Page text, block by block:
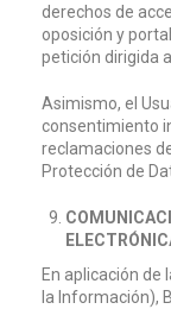
derechos de
oposición y
petición dirigida
Asimismo, el
consentimiento
reclamaciones
Protección de
En aplicación de
la Información),